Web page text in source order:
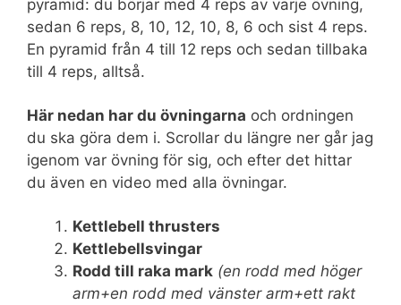
pyramid: du börjar med 4 reps av varje övning,
sedan 6 reps, 8, 10, 12, 10, 8, 6 och sist 4 reps.
En pyramid från 4 till 12 reps och sedan tillbaka
till 4 reps, alltså.
Här nedan har du övningarna och ordningen
du ska göra dem i. Scrollar du längre ner går jag
igenom var övning för sig, och efter det hittar
du även en video med alla övningar.
Kettlebell thrusters
Kettlebellsvingar
Rodd till raka mark (en rodd med höger
arm+en rodd med vänster arm+ett rakt